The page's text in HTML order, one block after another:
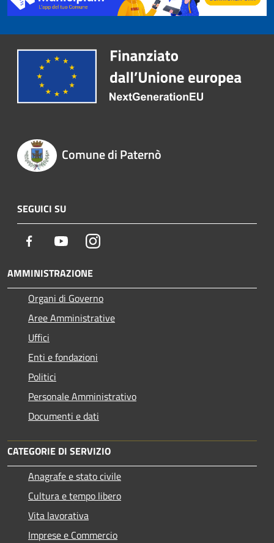
Comune di Paternò
SEGUICI SU
Facebook YoutubeInstagram
AMMINISTRAZIONE
Organi di Governo
Aree Amministrative
Uffici
Enti e fondazioni
Politici
Personale Amministrativo
Documenti e dati
CATEGORIE DI SERVIZIO
Anagrafe e stato civile
Cultura e tempo libero
Vita lavorativa
Imprese e Commercio